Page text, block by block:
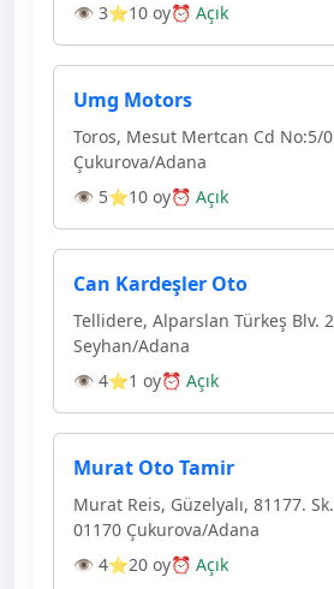
👁 3⭐10 oy⏰ Açık
Umg Motors
Toros, Mesut Mertcan Cd No:5/
Çukurova/Adana
👁 5⭐10 oy⏰ Açık
Can Kardeşler Oto
Tellidere, Alparslan Türkeş Blv.
Seyhan/Adana
👁 4⭐1 oy⏰ Açık
Murat Oto Tamir
Murat Reis, Güzelyalı, 81177.
01170 Çukurova/Adana
👁 4⭐20 oy⏰ Açık